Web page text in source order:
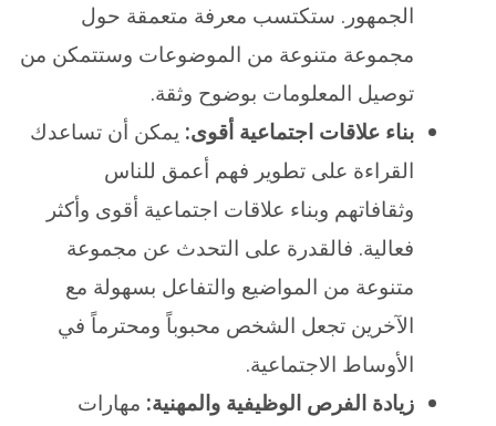
الجمهور. ستكتسب معرفة متعمقة حول
مجموعة متنوعة من الموضوعات وستتمكن من
توصيل المعلومات بوضوح وثقة.
بناء علاقات اجتماعية أقوى: يمكن أن تساعدك
القراءة على تطوير فهم أعمق للناس
وثقافاتهم وبناء علاقات اجتماعية أقوى وأكثر
فعالية. فالقدرة على التحدث عن مجموعة
متنوعة من المواضيع والتفاعل بسهولة مع
الآخرين تجعل الشخص محبوباً ومحترماً في
الأوساط الاجتماعية.
زيادة الفرص الوظيفية والمهنية: مهارات